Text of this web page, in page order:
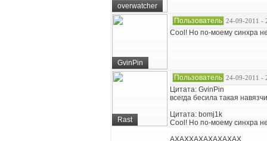
overwatcher
GvinPin
Пользователь 24-09-2011 -
Cool! Но по-моему синхра
Rast
Пользователь 24-09-2011 -
Цитата: GvinPin
всегда бесила такая
Цитата: bomj1k
Cool! Но по-моему синхра
АХАХХАХАХАХАХАХ